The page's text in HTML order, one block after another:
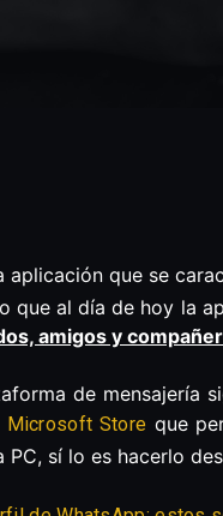
aplicación que se
que al día de hoy la
amigos y
de mensajería
Microsoft Store que
PC, sí lo es hacerlo